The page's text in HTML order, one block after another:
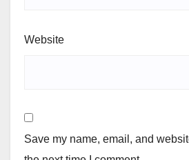
Website
Save my name, email, and